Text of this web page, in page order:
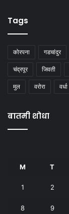
Tags
कोरपना गडचांदुर
चंद्रपूर जिवती
मुल वरोरा वर्धा
बातमी शोधा
M T
1 2
8 9